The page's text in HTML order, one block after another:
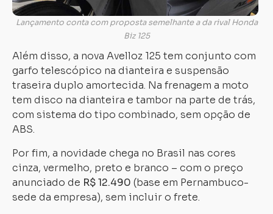
Lançamento conta com proposta semelhante a da rival Honda
Biz 125
Além disso, a nova Avelloz 125 tem conjunto com
garfo telescópico na dianteira e suspensão
traseira duplo amortecida. Na frenagem a moto
tem disco na dianteira e tambor na parte de trás,
com sistema do tipo combinado, sem opção de
ABS.
Por fim, a novidade chega no Brasil nas cores
cinza, vermelho, preto e branco – com o preço
anunciado de R$ 12.490 (base em Pernambuco-
sede da empresa), sem incluir o frete.